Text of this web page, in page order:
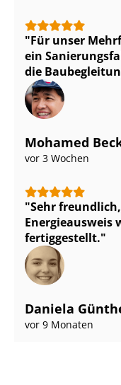
Für unser
ein
die
Mohamed
vor 3 Wochen
Sehr
Energieausweis
fertiggestellt.
Daniela
vor 9 Monaten